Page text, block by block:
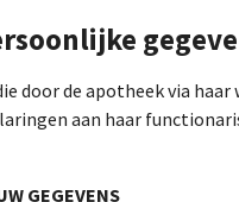
door de apotheek via
aan haar
GEGEVENS